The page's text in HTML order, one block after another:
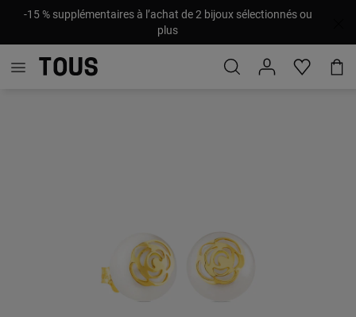
-15 % supplémentaires à l’achat de 2 bijoux sélectionnés ou
plus